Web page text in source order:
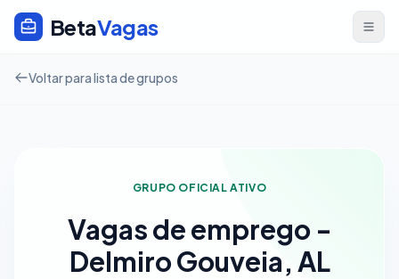
BetaVagas
Voltar para lista de grupos
GRUPO OFICIAL ATIVO
Vagas de emprego -
Delmiro Gouveia, AL